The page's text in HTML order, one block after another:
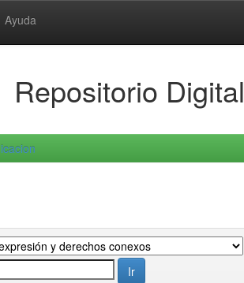
Ayuda
Repositorio Digital